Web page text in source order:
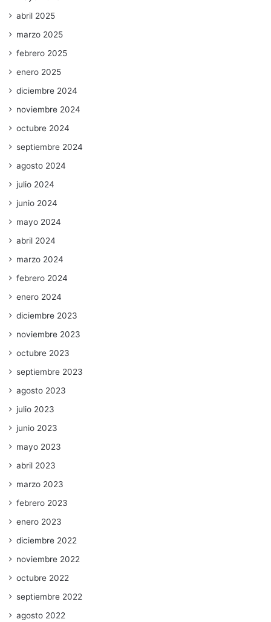
abril 2025
marzo 2025
febrero 2025
enero 2025
diciembre 2024
noviembre 2024
octubre 2024
septiembre 2024
agosto 2024
julio 2024
junio 2024
mayo 2024
abril 2024
marzo 2024
febrero 2024
enero 2024
diciembre 2023
noviembre 2023
octubre 2023
septiembre 2023
agosto 2023
julio 2023
junio 2023
mayo 2023
abril 2023
marzo 2023
febrero 2023
enero 2023
diciembre 2022
noviembre 2022
octubre 2022
septiembre 2022
agosto 2022